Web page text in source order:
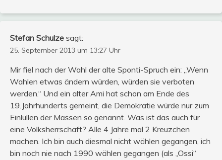
Stefan Schulze sagt:
25. September 2013 um 13:27 Uhr
Mir fiel nach der Wahl der alte Sponti-Spruch ein: „Wenn
Wahlen etwas ändern würden, würden sie verboten
werden.“ Und ein alter Ami hat schon am Ende des
19.Jahrhunderts gemeint, die Demokratie würde nur zum
Einlullen der Massen so genannt. Was ist das auch für
eine Volksherrschaft? Alle 4 Jahre mal 2 Kreuzchen
machen. Ich bin auch diesmal nicht wählen gegangen, ich
bin noch nie nach 1990 wählen gegangen (als „Ossi“